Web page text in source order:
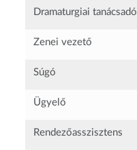
Dramaturgiai tanácsadó
Zenei vezető
Súgó
Ügyelő
Rendezőasszisztens